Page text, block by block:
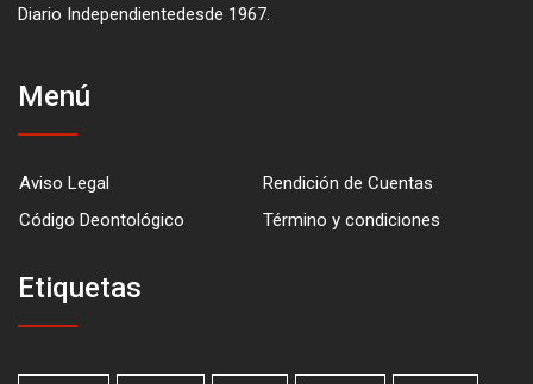
Diario Independientedesde 1967.
Menú
Aviso Legal
Rendición de Cuentas
Código Deontológico
Término y condiciones
Etiquetas